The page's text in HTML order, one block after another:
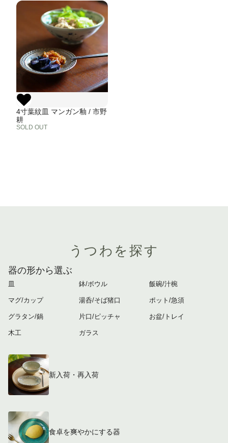
4寸葉紋皿 マンガン釉 / 市野
耕
SOLD OUT
うつわを探す
器の形から選ぶ
皿
マグ/カップ
グラタン/鍋
木工
鉢/ボウル
湯呑/そば猪口
片口/ピッチャ
ガラス
飯碗/汁椀
ポット/急須
お盆/トレイ
新入荷・再入荷
食卓を爽やかにする器